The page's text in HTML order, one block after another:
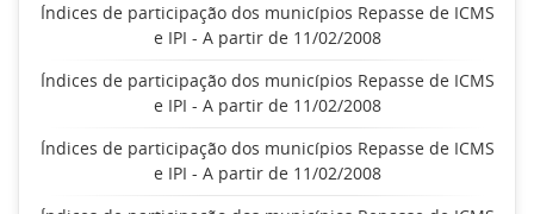
Índices de participação dos municípios Repasse de ICMS
e IPI - A partir de 11/02/2008
Índices de participação dos municípios Repasse de ICMS
e IPI - A partir de 11/02/2008
Índices de participação dos municípios Repasse de ICMS
e IPI - A partir de 11/02/2008